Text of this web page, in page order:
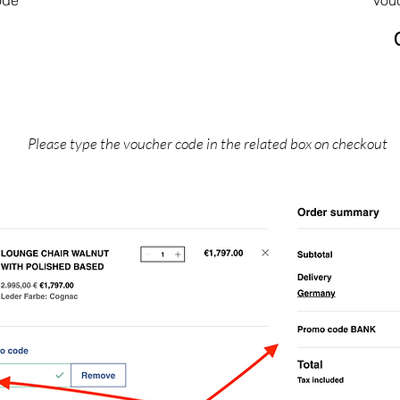
Please type the voucher code in the related box on checkout